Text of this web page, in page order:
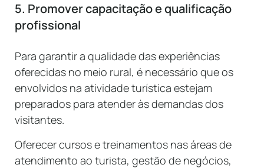
5. Promover capacitação e qualificação
profissional
Para garantir a qualidade das experiências
oferecidas no meio rural, é necessário que os
envolvidos na atividade turística estejam
preparados para atender às demandas dos
visitantes.
Oferecer cursos e treinamentos nas áreas de
atendimento ao turista, gestão de negócios,